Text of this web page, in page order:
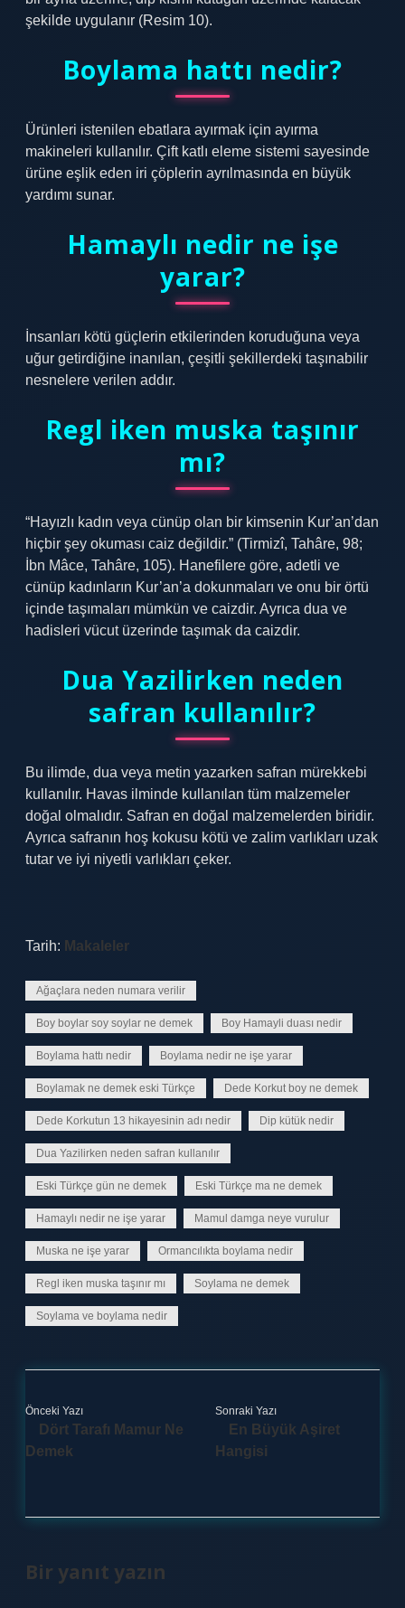
şekilde uygulanır (Resim 10).
Boylama hattı nedir?
Ürünleri istenilen ebatlara ayırmak için ayırma
makineleri kullanılır. Çift katlı eleme sistemi sayesinde
ürüne eşlik eden iri çöplerin ayrılmasında en büyük
yardımı sunar.
Hamaylı nedir ne işe
yarar?
İnsanları kötü güçlerin etkilerinden koruduğuna veya
uğur getirdiğine inanılan, çeşitli şekillerdeki taşınabilir
nesnelere verilen addır.
Regl iken muska taşınır
mı?
“Hayızlı kadın veya cünüp olan bir kimsenin Kur’an’dan
hiçbir şey okuması caiz değildir.” (Tirmizî, Tahâre, 98;
İbn Mâce, Tahâre, 105). Hanefilere göre, adetli ve
cünüp kadınların Kur’an’a dokunmaları ve onu bir örtü
içinde taşımaları mümkün ve caizdir. Ayrıca dua ve
hadisleri vücut üzerinde taşımak da caizdir.
Dua Yazilirken neden
safran kullanılır?
Bu ilimde, dua veya metin yazarken safran mürekkebi
kullanılır. Havas ilminde kullanılan tüm malzemeler
doğal olmalıdır. Safran en doğal malzemelerden biridir.
Ayrıca safranın hoş kokusu kötü ve zalim varlıkları uzak
tutar ve iyi niyetli varlıkları çeker.
Tarih: Makaleler
Ağaçlara neden numara verilir
Boy boylar soy soylar ne demek Boy Hamayli duası nedir
Boylama hattı nedir Boylama nedir ne işe yarar
Boylamak ne demek eski Türkçe Dede Korkut boy ne demek
Dede Korkutun 13 hikayesinin adı nedir Dip kütük nedir
Dua Yazilirken neden safran kullanılır
Eski Türkçe gün ne demek Eski Türkçe ma ne demek
Hamaylı nedir ne işe yarar Mamul damga neye vurulur
Muska ne işe yarar Ormancılıkta boylama nedir
Regl iken muska taşınır mı Soylama ne demek
Soylama ve boylama nedir
Önceki Yazı
Dört Tarafı Mamur Ne
Demek
Sonraki Yazı
En Büyük Aşiret
Hangisi
Bir yanıt yazın